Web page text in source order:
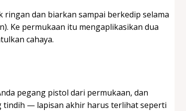
ringan dan biarkan sampai berkedip selama
Ke permukaan itu mengaplikasikan dua
cahaya.
pegang pistol dari permukaan, dan
tindih — lapisan akhir harus terlihat seperti